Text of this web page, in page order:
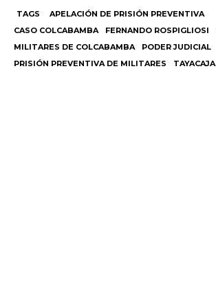
TAGS
APELACIÓN DE PRISIÓN PREVENTIVA
CASO COLCABAMBA
FERNANDO ROSPIGLIOSI
MILITARES DE COLCABAMBA
PODER JUDICIAL
PRISIÓN PREVENTIVA DE MILITARES
TAYACAJA